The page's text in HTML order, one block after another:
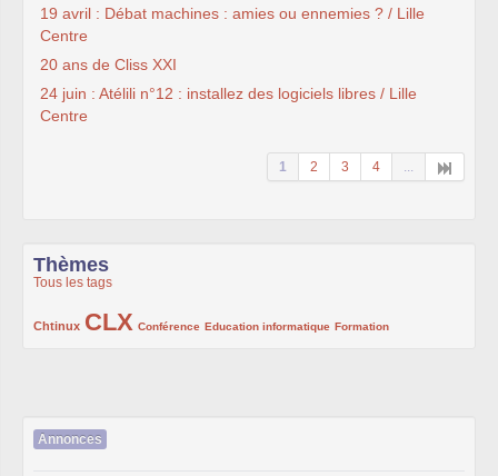
19 avril : Débat machines : amies ou ennemies ? / Lille
Centre
20 ans de Cliss XXI
24 juin : Atélili n°12 : installez des logiciels libres / Lille
Centre
1 2 3 4 ...
Thèmes
Tous les tags
Chtinux
222/1002CLX
1002/1002 Conférence
132/1002 Education informatique
119/1002 Formation
168/1002
Annonces